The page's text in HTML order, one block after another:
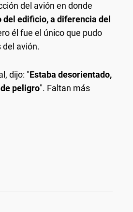
del avión en donde
edificio, a diferencia del
él fue el único que pudo
del avión.
dijo: "Estaba desorientado,
peligro". Faltan más